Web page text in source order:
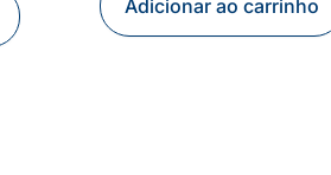
Adicionar ao carrinho